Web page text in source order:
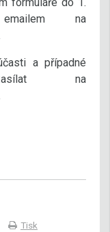
formuláře do 1.
na
a případné
na
Tisk